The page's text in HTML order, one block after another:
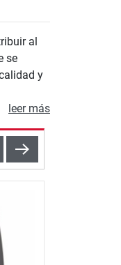
al
se
y
leer más
siguiente